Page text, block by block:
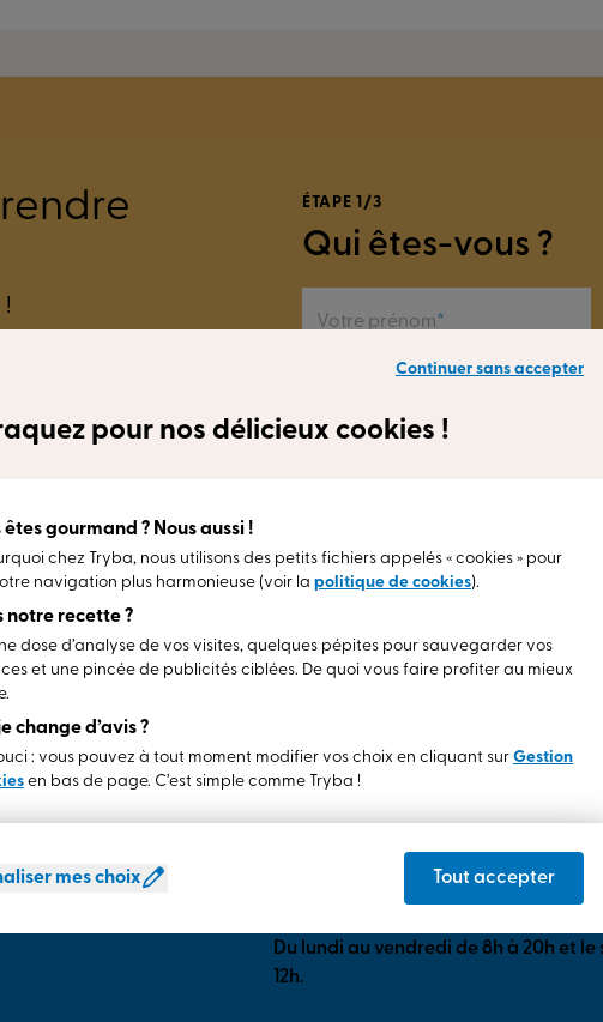
ÉTAPE 1/3
Qui êtes-vous ?
Votre prénom
Jusqu'à 30 ans de garantie
Un savoir-faire unique qui nous permet de
garantir nos produits jusqu’à 30 ans (suivant
En savoir plus
Une question ? Besoin d’aide ?
Du lundi au vendredi de 8h à 20h et le
12h.
Continuer sans accepter
pour nos délicieux cookies !
êtes gourmand ? Nous aussi !
chez Tryba, nous utilisons des petits fichiers appelés « cookies » pour
navigation plus harmonieuse (voir la politique de cookies).
notre recette ?
dose d’analyse de vos visites, quelques pépites pour sauvegarder vos
et une pincée de publicités ciblées. De quoi vous faire profiter au mieux
change d’avis ?
: vous pouvez à tout moment modifier vos choix en cliquant sur Gestion
en bas de page. C’est simple comme Tryba !
mes choix Tout accepter